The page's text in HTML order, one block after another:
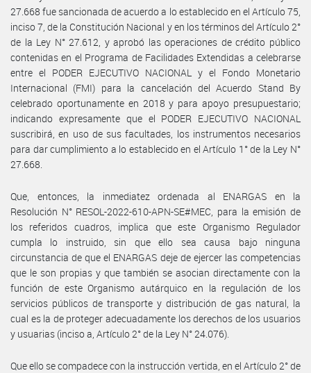
27.668 fue sancionada de acuerdo a lo establecido en el Artículo 75,
inciso 7, de la Constitución Nacional y en los términos del Artículo 2°
de la Ley N° 27.612, y aprobó las operaciones de crédito público
contenidas en el Programa de Facilidades Extendidas a celebrarse
entre el PODER EJECUTIVO NACIONAL y el Fondo Monetario
Internacional (FMI) para la cancelación del Acuerdo Stand By
celebrado oportunamente en 2018 y para apoyo presupuestario;
indicando expresamente que el PODER EJECUTIVO NACIONAL
suscribirá, en uso de sus facultades, los instrumentos necesarios
para dar cumplimiento a lo establecido en el Artículo 1° de la Ley N°
27.668.
Que, entonces, la inmediatez ordenada al ENARGAS en la
Resolución N° RESOL-2022-610-APN-SE#MEC, para la emisión de
los referidos cuadros, implica que este Organismo Regulador
cumpla lo instruido, sin que ello sea causa bajo ninguna
circunstancia de que el ENARGAS deje de ejercer las competencias
que le son propias y que también se asocian directamente con la
función de este Organismo autárquico en la regulación de los
servicios públicos de transporte y distribución de gas natural, la
cual es la de proteger adecuadamente los derechos de los usuarios
y usuarias (inciso a, Artículo 2° de la Ley N° 24.076).
Que ello se compadece con la instrucción vertida, en el Artículo 2° de